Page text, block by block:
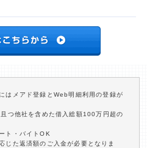
はメアド登録とWeb明細利用の登録が
つ他社を含めた借入総額100万円超の
ト・バイトOK
じた返済額のご入金が必要となりま